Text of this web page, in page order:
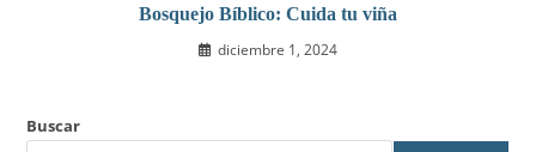
Bosquejo Bíblico: Cuida tu viña
diciembre 1, 2024
Buscar